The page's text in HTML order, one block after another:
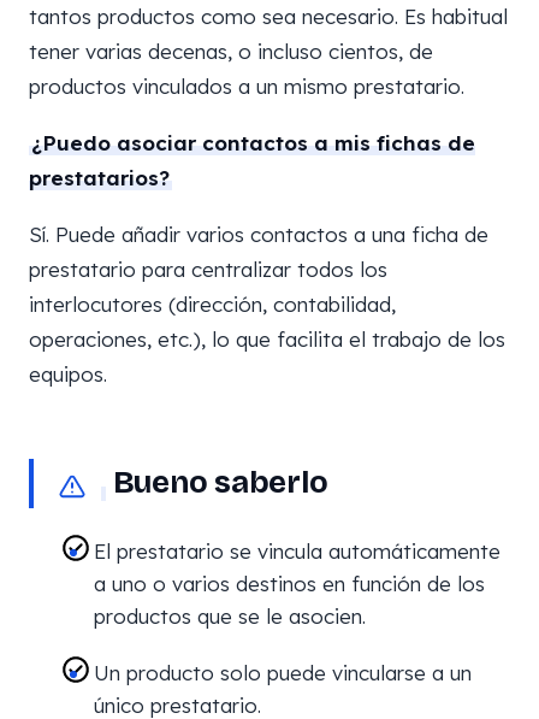
tantos productos como sea necesario. Es habitual
tener varias decenas, o incluso cientos, de
productos vinculados a un mismo prestatario.
¿Puedo asociar contactos a mis fichas de
prestatarios?
Sí. Puede añadir varios contactos a una ficha de
prestatario para centralizar todos los
interlocutores (dirección, contabilidad,
operaciones, etc.), lo que facilita el trabajo de los
equipos.
Bueno saberlo
El prestatario se vincula automáticamente
a uno o varios destinos en función de los
productos que se le asocien.
Un producto solo puede vincularse a un
único prestatario.